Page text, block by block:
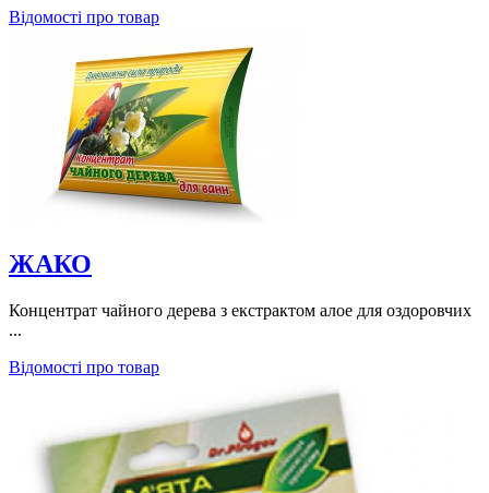
Відомості про товар
ЖАКО
Концентрат чайного дерева з екстрактом алое для оздоровчих
...
Відомості про товар